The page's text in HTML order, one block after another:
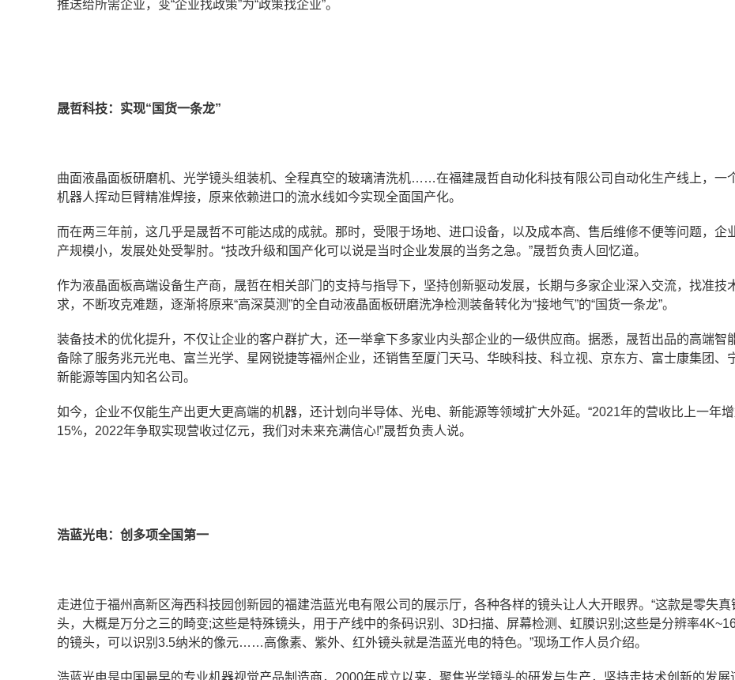
推送给所需企业，变“企业找政策”为“政策找企业”。
晟哲科技： 实现“国货一条龙”
曲面液晶面板研磨机、光学镜头组装机、全程真空的玻璃清洗机……在福建晟哲自动化科技有限公司自动化生产线上，一
机器人挥动巨臂精准焊接，原来依赖进口的流水线如今实现全面国产化。
而在两三年前，这几乎是晟哲不可能达成的成就。那时，受限于场地、进口设备，以及成本高、售后维修不便等问题，企
产规模小，发展处处受掣肘。“技改升级和国产化可以说是当时企业发展的当务之急。”晟哲负责人回忆道。
作为液晶面板高端设备生产商，晟哲在相关部门的支持与指导下，坚持创新驱动发展，长期与多家企业深入交流，找准技
求，不断攻克难题，逐渐将原来“高深莫测”的全自动液晶面板研磨洗净检测装备转化为“接地气”的“国货一条龙”。
装备技术的优化提升，不仅让企业的客户群扩大，还一举拿下多家业内头部企业的一级供应商。据悉，晟哲出品的高端智
备除了服务兆元光电、富兰光学、星网锐捷等福州企业，还销售至厦门天马、华映科技、科立视、京东方、富士康集团、
新能源等国内知名公司。
如今，企业不仅能生产出更大更高端的机器，还计划向半导体、光电、新能源等领域扩大外延。“2021年的营收比上一年增
15%，2022年争取实现营收过亿元，我们对未来充满信心!”晟哲负责人说。
浩蓝光电： 创多项全国第一
走进位于福州高新区海西科技园创新园的福建浩蓝光电有限公司的展示厅，各种各样的镜头让人大开眼界。“这款是零失真
头，大概是万分之三的畸变;这些是特殊镜头，用于产线中的条码识别、3D扫描、屏幕检测、虹膜识别;这些是分辨率
的镜头，可以识别3.5纳米的像元……高像素、紫外、红外镜头就是浩蓝光电的特色。”现场工作人员介绍。
浩蓝光电是中国最早的专业机器视觉产品制造商，2000年成立以来，聚焦光学镜头的研发与生产，坚持走技术创新的发展